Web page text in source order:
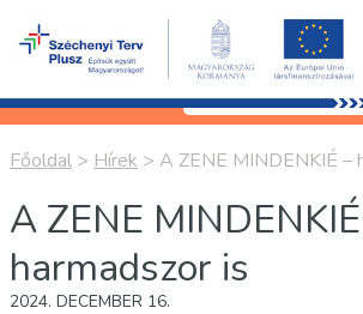
Főoldal > Hírek > A ZENE MINDENKIÉ –
A ZENE
harmadszor is
2024. DECEMBER 16.